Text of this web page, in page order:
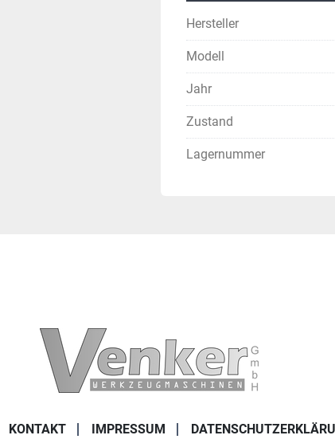
12 pneumatische
Handbedienpult
Die Verladung ist im
Hersteller
Modell
Jahr
Zustand
Lagernummer
KONTAKT IMPRESSUM